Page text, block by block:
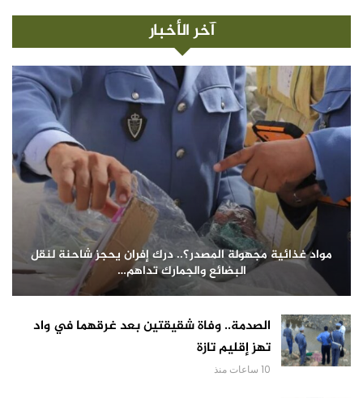
آخر الأخبار
مواد غذائية مجهولة المصدر؟.. درك إفران يحجز شاحنة لنقل
البضائع والجمارك تداهم…
الصدمة.. وفاة شقيقتين بعد غرقهما في واد
تهز إقليم تازة
10 ساعات منذ